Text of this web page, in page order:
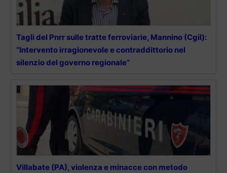
Tagli del Pnrr sulle tratte ferroviarie, Mannino (Cgil):
“Intervento irragionevole e contraddittorio nel
silenzio del governo regionale”
Villabate (PA), violenza e minacce con metodo